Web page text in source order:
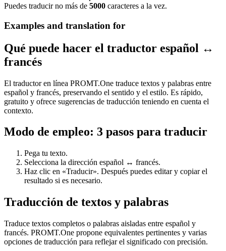
Puedes traducir no más de 5000 caracteres a la vez.
Examples and translation for
Qué puede hacer el traductor español ↔
francés
El traductor en línea PROMT.One traduce textos y palabras entre
español y francés, preservando el sentido y el estilo. Es rápido,
gratuito y ofrece sugerencias de traducción teniendo en cuenta el
contexto.
Modo de empleo: 3 pasos para traducir
Pega tu texto.
Selecciona la dirección español ↔ francés.
Haz clic en «Traducir». Después puedes editar y copiar el
resultado si es necesario.
Traducción de textos y palabras
Traduce textos completos o palabras aisladas entre español y
francés. PROMT.One propone equivalentes pertinentes y varias
opciones de traducción para reflejar el significado con precisión.